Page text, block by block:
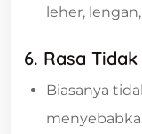
leher,
6. Rasa
Biasanya